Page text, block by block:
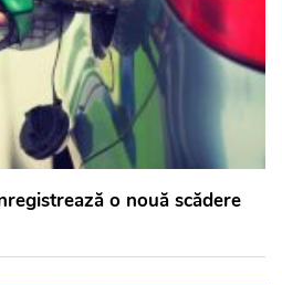
o nouă scădere